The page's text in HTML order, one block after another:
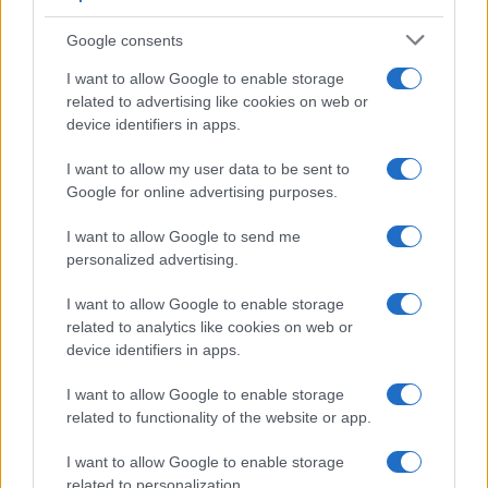
Google consents
I want to allow Google to enable storage
related to advertising like cookies on web or
device identifiers in apps.
I want to allow my user data to be sent to
Google for online advertising purposes.
I want to allow Google to send me
personalized advertising.
I want to allow Google to enable storage
related to analytics like cookies on web or
device identifiers in apps.
I want to allow Google to enable storage
related to functionality of the website or app.
I want to allow Google to enable storage
I nostri cari
Giovannimaria Cabras